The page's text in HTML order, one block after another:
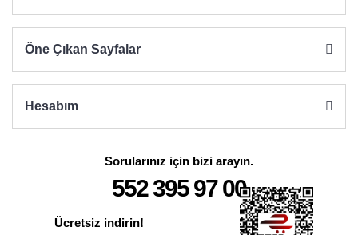
Öne Çıkan Sayfalar
Hesabım
Sorularınız için bizi arayın.
552 395 97 00
Ücretsiz indirin!